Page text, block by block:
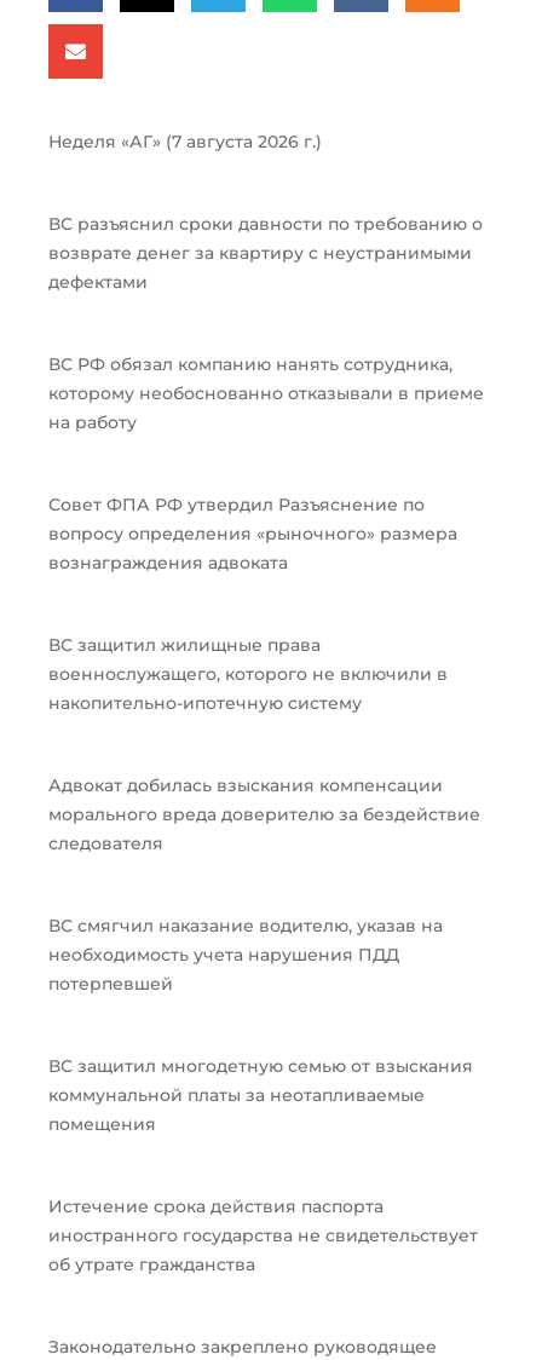
Неделя «АГ» (7 августа 2026 г.)
ВС разъяснил сроки давности по требованию о
возврате денег за квартиру с неустранимыми
дефектами
ВС РФ обязал компанию нанять сотрудника,
которому необоснованно отказывали в приеме
на работу
Совет ФПА РФ утвердил Разъяснение по
вопросу определения «рыночного» размера
вознаграждения адвоката
ВС защитил жилищные права
военнослужащего, которого не включили в
накопительно-ипотечную систему
Адвокат добилась взыскания компенсации
морального вреда доверителю за бездействие
следователя
ВС смягчил наказание водителю, указав на
необходимость учета нарушения ПДД
потерпевшей
ВС защитил многодетную семью от взыскания
коммунальной платы за неотапливаемые
помещения
Истечение срока действия паспорта
иностранного государства не свидетельствует
об утрате гражданства
Законодательно закреплено руководящее